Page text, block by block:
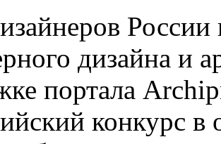
России
дизайна и
портала
конкурс в